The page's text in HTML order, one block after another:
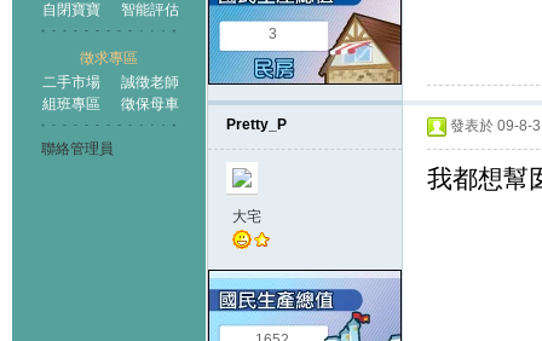
自閉寶寶
智能評估
徵求專區
二手市場
誠徵老師
組班專區
徵保母車
聯絡管理員
3
Pretty_P
大宅
發表於 09-8-
我都想幫